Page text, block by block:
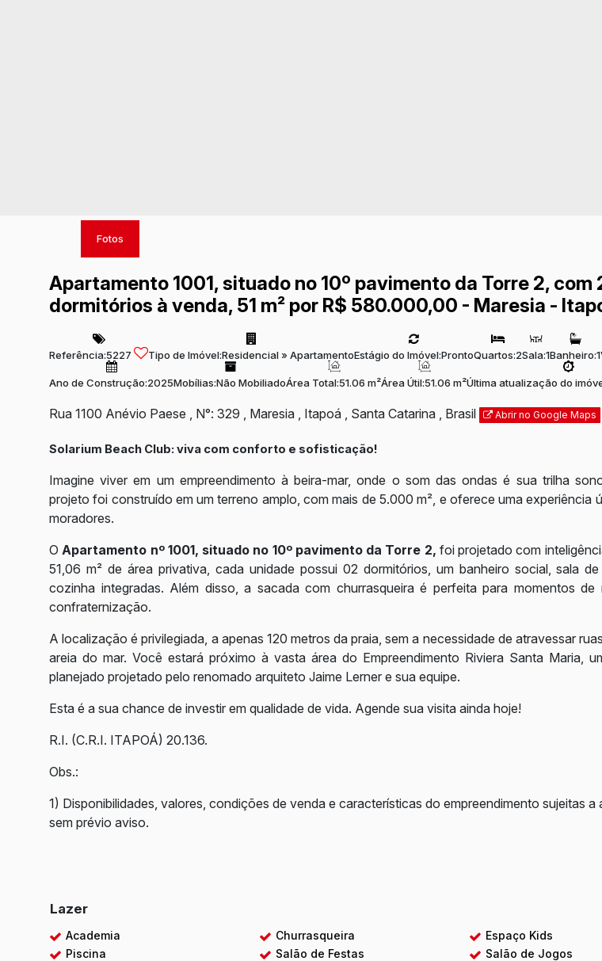
Fotos
Apartamento 1001, situado no 10º pavimento da Torre 2, com
dormitórios à venda, 51 m² por R$ 580.000,00 - Maresia -
Referência:5227 Tipo de Imóvel:Residencial» ApartamentoEstágio do Imóvel:ProntoQuartos:2Sala:1Banheiro:1
Ano de Construção:2025Mobílias:Não MobiliadoÁrea Total:51.06 m²Área Útil:51.06 m²Última atualização do
Rua 1100 Anévio Paese , N°: 329 , Maresia , Itapoá , Santa Catarina , Brasil Abrir no Google Maps
Solarium Beach Club: viva com conforto e sofisticação!
Imagine viver em um empreendimento à beira-mar, onde o som das ondas é sua trilha
projeto foi construído em um terreno amplo, com mais de 5.000 m², e oferece uma experiência
moradores.
OApartamento nº 1001, situado no 10º pavimento da Torre 2, foi projetado com
51,06 m² de área privativa, cada unidade possui 02 dormitórios, um banheiro social, sala
cozinha integradas. Além disso, a sacada com churrasqueira é perfeita para momentos de
confraternização.
A localização é privilegiada, a apenas 120 metros da praia, sem a necessidade de atravessar
areia do mar. Você estará próximo à vasta área do Empreendimento Riviera Santa Maria,
planejado projetado pelo renomado arquiteto Jaime Lerner e sua equipe.
Esta é a sua chance de investir em qualidade de vida. Agende sua visita ainda hoje!
R.I. (C.R.I. ITAPOÁ) 20.136.
Obs.:
1) Disponibilidades, valores, condições de venda e características do empreendimento sujeitas a
sem prévio aviso.
Lazer
Academia Churrasqueira
Espaço Kids
Piscina
Salão de Festas Salão de Jogos